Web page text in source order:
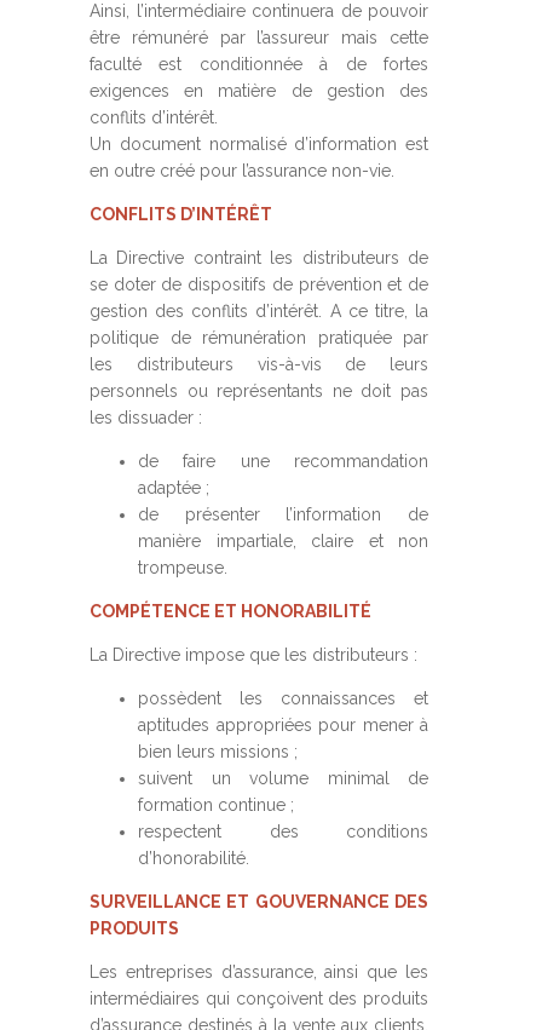
Ainsi, l’intermédiaire continuera de pouvoir
être rémunéré par l’assureur mais cette
faculté est conditionnée à de fortes
exigences en matière de gestion des
conflits d’intérêt.
Un document normalisé d’information est
en outre créé pour l’assurance non-vie.
CONFLITS D’INTÉRÊT
La Directive contraint les distributeurs de
se doter de dispositifs de prévention et de
gestion des conflits d’intérêt. A ce titre, la
politique de rémunération pratiquée par
les distributeurs vis-à-vis de leurs
personnels ou représentants ne doit pas
les dissuader :
de faire une recommandation
adaptée ;
de présenter l’information de
manière impartiale, claire et non
trompeuse.
COMPÉTENCE ET HONORABILITÉ
La Directive impose que les distributeurs :
possèdent les connaissances et
aptitudes appropriées pour mener à
bien leurs missions ;
suivent un volume minimal de
formation continue ;
respectent des conditions
d’honorabilité.
SURVEILLANCE ET GOUVERNANCE DES
PRODUITS
Les entreprises d’assurance, ainsi que les
intermédiaires qui conçoivent des produits
d’assurance destinés à la vente aux clients,